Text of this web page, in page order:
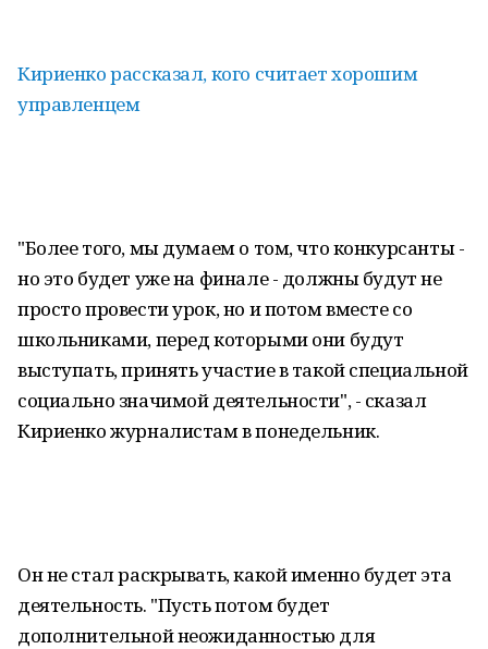
Кириенко рассказал, кого считает хорошим
управленцем
"Более того, мы думаем о том, что конкурсанты -
но это будет уже на финале - должны будут не
просто провести урок, но и потом вместе со
школьниками, перед которыми они будут
выступать, принять участие в такой специальной
социально значимой деятельности", - сказал
Кириенко журналистам в понедельник.
Он не стал раскрывать, какой именно будет эта
деятельность. "Пусть потом будет
дополнительной неожиданностью для